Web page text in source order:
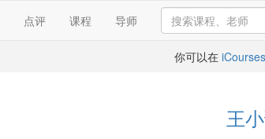
点评 课程 导师
你可以在
王